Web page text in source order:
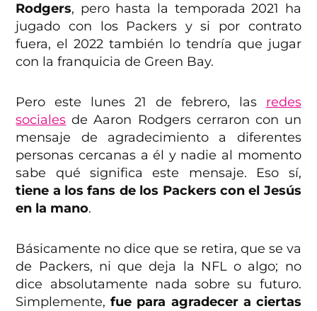
Rodgers, pero hasta la temporada 2021 ha
jugado con los Packers y si por contrato
fuera, el 2022 también lo tendría que jugar
con la franquicia de Green Bay.
Pero este lunes 21 de febrero, las redes
sociales de Aaron Rodgers cerraron con un
mensaje de agradecimiento a diferentes
personas cercanas a él y nadie al momento
sabe qué significa este mensaje. Eso sí,
tiene a los fans de los Packers con el Jesús
en la mano.
Básicamente no dice que se retira, que se va
de Packers, ni que deja la NFL o algo; no
dice absolutamente nada sobre su futuro.
Simplemente, fue para agradecer a ciertas